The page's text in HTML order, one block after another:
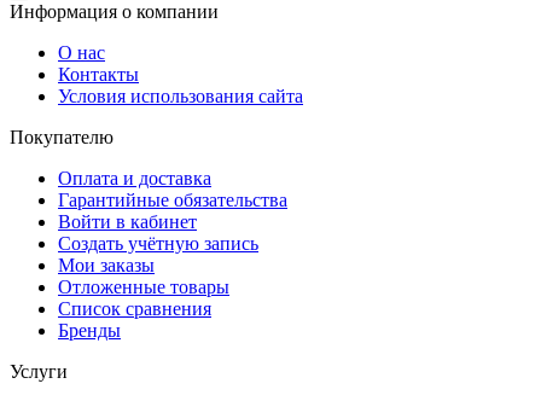
Информация о компании
О нас
Контакты
Условия использования сайта
Покупателю
Оплата и доставка
Гарантийные обязательства
Войти в кабинет
Создать учётную запись
Мои заказы
Отложенные товары
Список сравнения
Бренды
Услуги